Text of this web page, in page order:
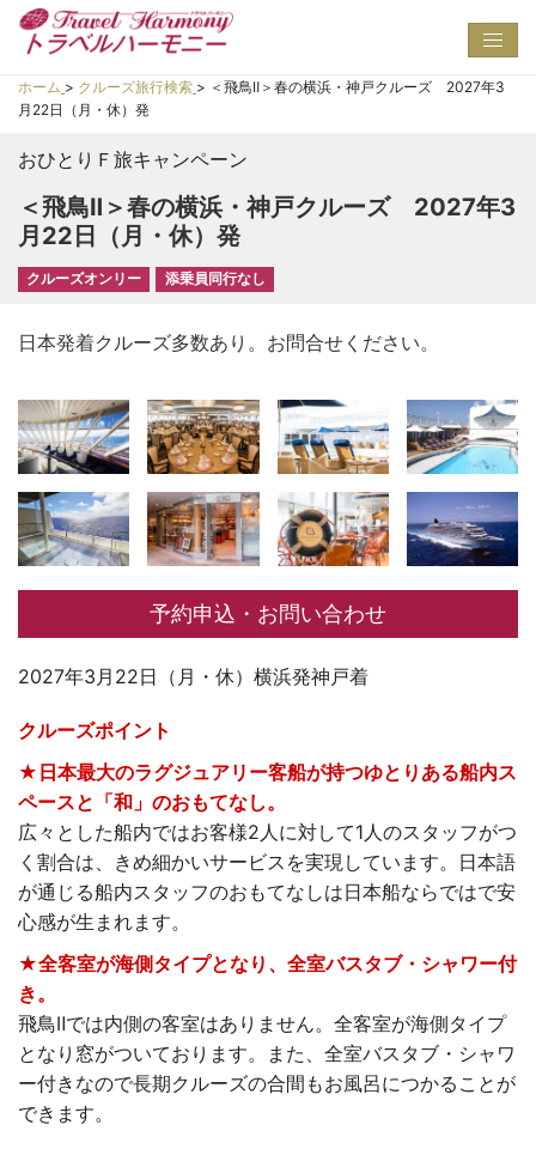
ホーム > クルーズ旅行検索 > ＜飛鳥Ⅱ＞春の横浜・神戸クルーズ 2027年3
月22日（月・休）発
おひとりＦ旅キャンペーン
＜飛鳥Ⅱ＞春の横浜・神戸クルーズ 2027年3
月22日（月・休）発
クルーズオンリー 添乗員同行なし
日本発着クルーズ多数あり。お問合せください。
予約申込・お問い合わせ
2027年3月22日（月・休）横浜発神戸着
クルーズポイント
★日本最大のラグジュアリー客船が持つゆとりある船内ス
ペースと「和」のおもてなし。
広々とした船内ではお客様2人に対して1人のスタッフがつ
く割合は、きめ細かいサービスを実現しています。日本語
が通じる船内スタッフのおもてなしは日本船ならではで安
心感が生まれます。
★全客室が海側タイプとなり、全室バスタブ・シャワー付
き。
飛鳥Ⅱでは内側の客室はありません。全客室が海側タイプ
となり窓がついております。また、全室バスタブ・シャワ
ー付きなので長期クルーズの合間もお風呂につかることが
できます。